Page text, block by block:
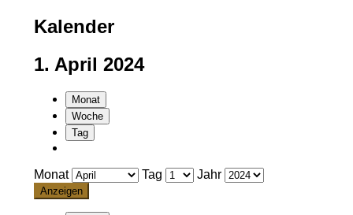
Kalender
1. April 2024
Monat
Woche
Tag
Monat Tag Jahr